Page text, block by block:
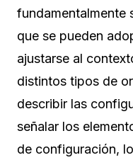
fundamentalmente
que se pueden
ajustarse al
distintos tipos de
describir las
señalar los
de configuración,